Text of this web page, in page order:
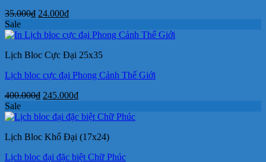
35.000₫ Giá
là:
24.000₫Giá
tại
24.000₫.
Sale
Lịch Bloc Cực Đại 25x35
Lịch bloc cực đại Phong Cảnh Thế Giới
400.000₫ Giá
là:
245.000₫Giá
tại
245.000₫.
Sale
Lịch Bloc Khổ Đại (17x24)
Lịch bloc đại đặc biệt Chữ Phúc